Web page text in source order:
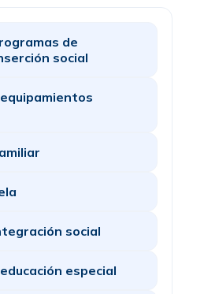
de
social
social
especial